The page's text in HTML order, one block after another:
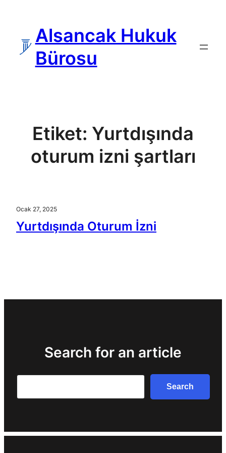
Alsancak Hukuk
Bürosu
Etiket: Yurtdışında
oturum izni şartları
Ocak 27, 2025
Yurtdışında Oturum İzni
Search for an article
Search